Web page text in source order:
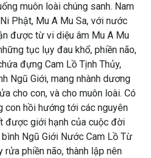
muôn loài chúng sanh. Nam
Phật, Mu A Mu Sa, với nước
được từ vi diệu âm Mu A Mu
tục lụy đau khổ, phiền não,
đựng Cam Lồ Tịnh Thủy,
Ngũ Giới, mang nhành dương
cho con, và cho muôn loài. Có
con hồi hướng tới các nguyên
được giới hạnh của cuộc đời
Ngũ Giới Nước Cam Lồ Từ
rửa phiền não, thành lập nên